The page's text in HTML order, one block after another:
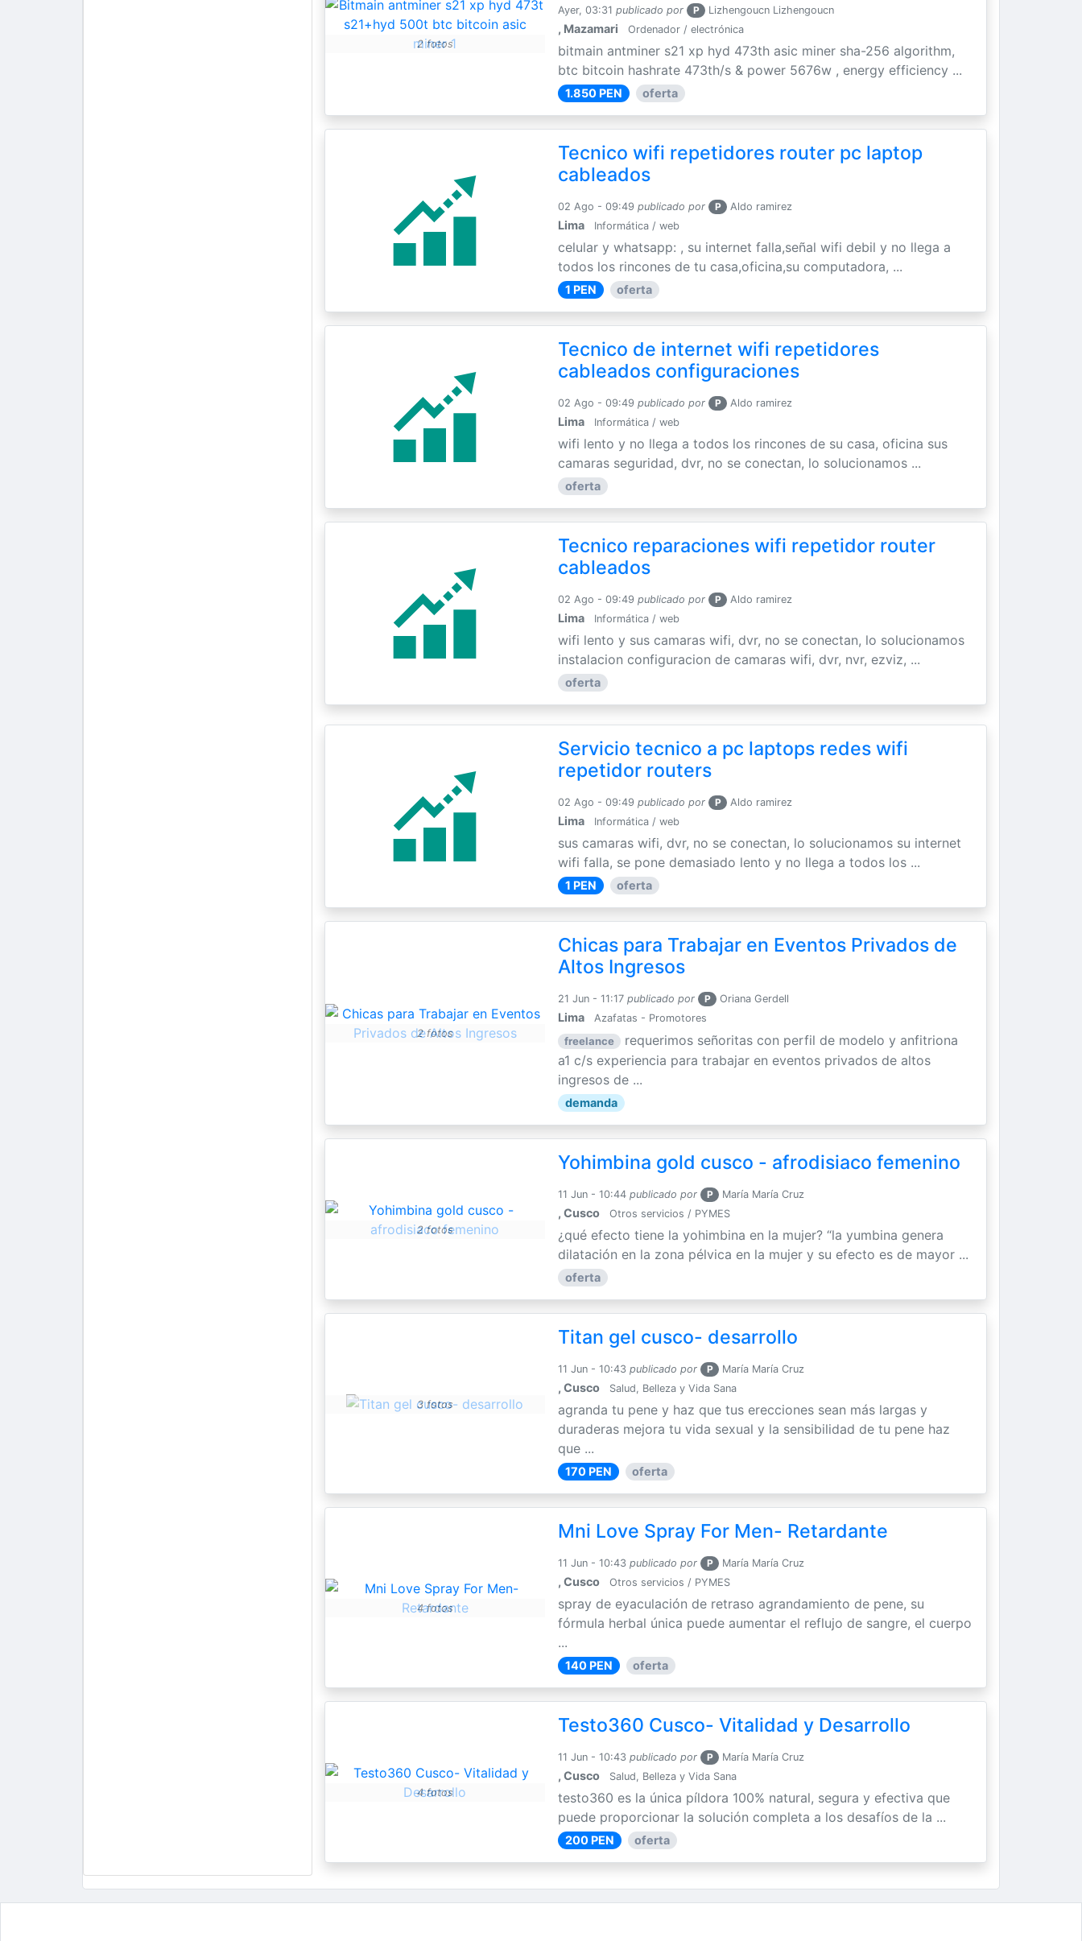
2 fotos
Ayer, 03:31 publicado por P Lizhengoucn Lizhengoucn
, Mazamari Ordenador / electrónica
bitmain antminer s21 xp hyd 473th asic miner sha-256 algorithm,
btc bitcoin hashrate 473th/s & power 5676w , energy efficiency ...
1.850 PEN oferta
Tecnico wifi repetidores router pc laptop
cableados
02 Ago - 09:49 publicado por P Aldo ramirez
Lima Informática / web
celular y whatsapp: , su internet falla,señal wifi debil y no llega a
todos los rincones de tu casa,oficina,su computadora, ...
1 PEN oferta
Tecnico de internet wifi repetidores
cableados configuraciones
02 Ago - 09:49 publicado por P Aldo ramirez
Lima Informática / web
wifi lento y no llega a todos los rincones de su casa, oficina sus
camaras seguridad, dvr, no se conectan, lo solucionamos ...
oferta
Tecnico reparaciones wifi repetidor router
cableados
02 Ago - 09:49 publicado por P Aldo ramirez
Lima Informática / web
wifi lento y sus camaras wifi, dvr, no se conectan, lo solucionamos
instalacion configuracion de camaras wifi, dvr, nvr, ezviz, ...
oferta
Servicio tecnico a pc laptops redes wifi
repetidor routers
02 Ago - 09:49 publicado por P Aldo ramirez
Lima Informática / web
sus camaras wifi, dvr, no se conectan, lo solucionamos su internet
wifi falla, se pone demasiado lento y no llega a todos los ...
1 PEN oferta
2 fotos
Chicas para Trabajar en Eventos Privados de
Altos Ingresos
21 Jun - 11:17 publicado por P Oriana Gerdell
Lima Azafatas - Promotores
freelance
requerimos señoritas con perfil de modelo y anfitriona
a1 c/s experiencia para trabajar en eventos privados de altos
ingresos de ...
demanda
2 fotos
Yohimbina gold cusco - afrodisiaco femenino
11 Jun - 10:44 publicado por P María María Cruz
, Cusco Otros servicios / PYMES
¿qué efecto tiene la yohimbina en la mujer? “la yumbina genera
dilatación en la zona pélvica en la mujer y su efecto es de mayor ...
oferta
3 fotos
Titan gel cusco- desarrollo
11 Jun - 10:43 publicado por P María María Cruz
, Cusco Salud, Belleza y Vida Sana
agranda tu pene y haz que tus erecciones sean más largas y
duraderas mejora tu vida sexual y la sensibilidad de tu pene haz
que ...
170 PEN oferta
4 fotos
Mni Love Spray For Men- Retardante
11 Jun - 10:43 publicado por P María María Cruz
, Cusco Otros servicios / PYMES
spray de eyaculación de retraso agrandamiento de pene, su
fórmula herbal única puede aumentar el reflujo de sangre, el cuerpo
...
140 PEN oferta
4 fotos
Testo360 Cusco- Vitalidad y Desarrollo
11 Jun - 10:43 publicado por P María María Cruz
, Cusco Salud, Belleza y Vida Sana
testo360 es la única píldora 100% natural, segura y efectiva que
puede proporcionar la solución completa a los desafíos de la ...
200 PEN oferta